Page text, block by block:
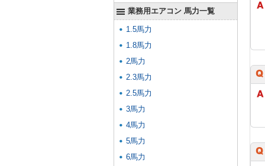
業務用エアコン 馬力一覧
1.5馬力
1.8馬力
2馬力
2.3馬力
2.5馬力
3馬力
4馬力
5馬力
6馬力